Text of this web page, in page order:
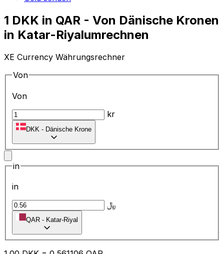
1 DKK in QAR - Von Dänische Kronen
in Katar-Riyalumrechnen
XE Currency Währungsrechner
Von
Von
kr
DKK - Dänische Krone
in
in
﷼
QAR - Katar-Riyal